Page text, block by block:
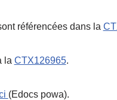
référencées dans la
la CTX126965.
(Edocs powa).